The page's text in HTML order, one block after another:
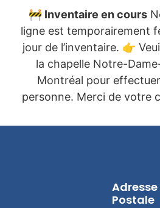
🚧 Inventaire en cours
ligne est temporairement
jour de l’inventaire. 👉
la chapelle Notre-
Montréal pour
personne. Merci de votre
Adresse
Postale